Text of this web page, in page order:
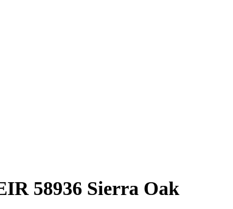
58936 Sierra Oak